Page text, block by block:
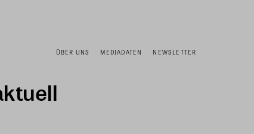
ÜBER UNS MEDIADATEN NEWSLETTER